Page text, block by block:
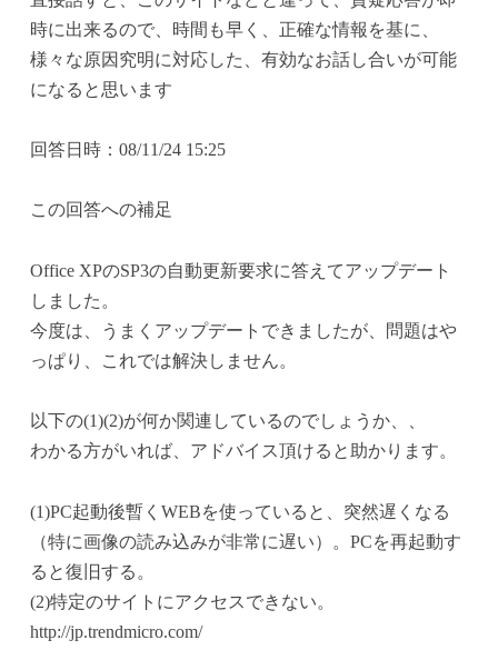
時に出来るので、時間も早く、正確な情報を基に、
様々な原因究明に対応した、有効なお話し合いが可能
になると思います
回答日時：08/11/24 15:25
この回答への補足
Office XPのSP3の自動更新要求に答えてアップデート
しました。
今度は、うまくアップデートできましたが、問題はや
っぱり、これでは解決しません。
以下の(1)(2)が何か関連しているのでしょうか、、
わかる方がいれば、アドバイス頂けると助かります。
(1)PC起動後暫くWEBを使っていると、突然遅くなる
（特に画像の読み込みが非常に遅い）。PCを再起動す
ると復旧する。
(2)特定のサイトにアクセスできない。
http://jp.trendmicro.com/